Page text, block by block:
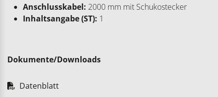
Anschlusskabel: 2000 mm mit Schukostecker
Inhaltsangabe (ST): 1
Dokumente/Downloads
Datenblatt